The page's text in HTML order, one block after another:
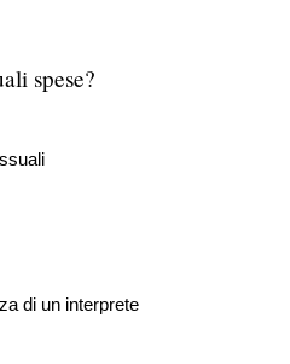
spese?
di un interprete